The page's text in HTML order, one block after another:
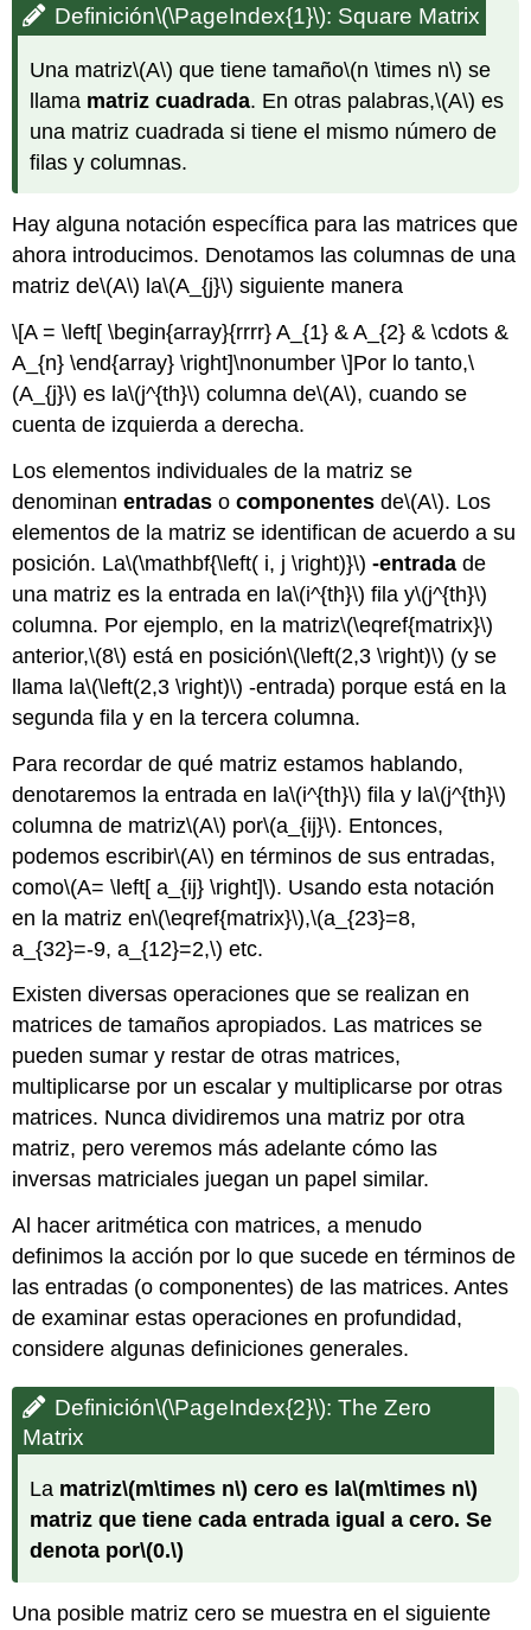
Definición\(\PageIndex{1}\): Square Matrix
Una matriz\(A\) que tiene tamaño\(n \times n\) se
llama matriz cuadrada. En otras palabras,\(A\) es
una matriz cuadrada si tiene el mismo número de
filas y columnas.
Hay alguna notación específica para las matrices que
ahora introducimos. Denotamos las columnas de una
matriz de\(A\) la\(A_{j}\) siguiente manera
\[A = \left[ \begin{array}{rrrr} A_{1} & A_{2} & \cdots &
A_{n} \end{array} \right]\nonumber \]Por lo tanto,\
(A_{j}\) es la\(j^{th}\) columna de\(A\), cuando se
cuenta de izquierda a derecha.
Los elementos individuales de la matriz se
denominanentradas ocomponentes de\(A\). Los
elementos de la matriz se identifican de acuerdo a su
posición. La\(\mathbf{\left( i, j \right)}\) -entrada de
una matriz es la entrada en la\(i^{th}\) fila y\(j^{th}\)
columna. Por ejemplo, en la matriz\(\eqref{matrix}\)
anterior,\(8\) está en posición\(\left(2,3 \right)\) (y se
llama la\(\left(2,3 \right)\) -entrada) porque está en la
segunda fila y en la tercera columna.
Para recordar de qué matriz estamos hablando,
denotaremos la entrada en la\(i^{th}\) fila y la\(j^{th}\)
columna de matriz\(A\) por\(a_{ij}\). Entonces,
podemos escribir\(A\) en términos de sus entradas,
como\(A= \left[ a_{ij} \right]\). Usando esta notación
en la matriz en\(\eqref{matrix}\),\(a_{23}=8,
a_{32}=-9, a_{12}=2,\) etc.
Existen diversas operaciones que se realizan en
matrices de tamaños apropiados. Las matrices se
pueden sumar y restar de otras matrices,
multiplicarse por un escalar y multiplicarse por otras
matrices. Nunca dividiremos una matriz por otra
matriz, pero veremos más adelante cómo las
inversas matriciales juegan un papel similar.
Al hacer aritmética con matrices, a menudo
definimos la acción por lo que sucede en términos de
las entradas (o componentes) de las matrices. Antes
de examinar estas operaciones en profundidad,
considere algunas definiciones generales.
Definición\(\PageIndex{2}\): The Zero
Matrix
La matriz\(m\times n\) cero es la\(m\times n\)
matriz que tiene cada entrada igual a cero. Se
denota por\(0.\)
Una posible matriz cero se muestra en el siguiente